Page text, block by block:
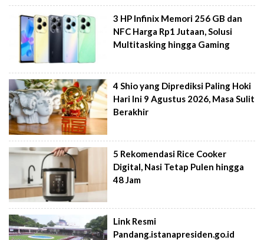
3 HP Infinix Memori 256 GB dan
NFC Harga Rp1 Jutaan, Solusi
Multitasking hingga Gaming
4 Shio yang Diprediksi Paling Hoki
Hari Ini 9 Agustus 2026, Masa Sulit
Berakhir
5 Rekomendasi Rice Cooker
Digital, Nasi Tetap Pulen hingga
48 Jam
Link Resmi
Pandang.istanapresiden.go.id